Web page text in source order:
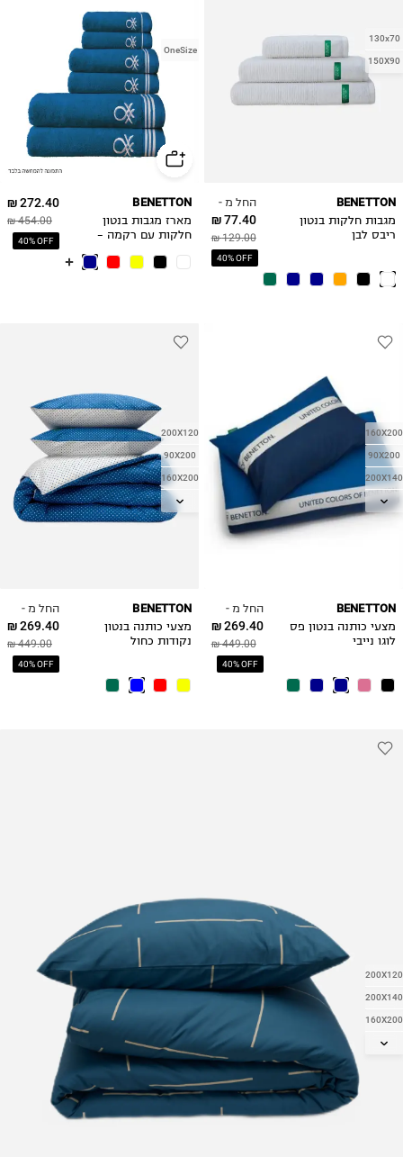
130x70
150X90
החל מ -
77.40 ₪
129.00 ₪
40% OFF
BENETTON
מגבות חלקות בנטון
ריבס לבן
OneSize
272.40 ₪
454.00 ₪
40% OFF
BENETTON
מארז מגבות בנטון
חלקות עם רקמה -
160X200
90X200
200X140
200X120
החל מ -
269.40 ₪
449.00 ₪
40% OFF
BENETTON
מצעי כותנה בנטון פס
לוגו נייבי
200X120
90X200
160X200
200X140
180X200
החל מ -
269.40 ₪
449.00 ₪
40% OFF
BENETTON
מצעי כותנה בנטון
נקודות כחול
200X120
200X140
160X200
90X200